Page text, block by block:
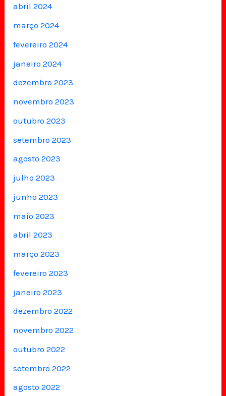
abril 2024
março 2024
fevereiro 2024
janeiro 2024
dezembro 2023
novembro 2023
outubro 2023
setembro 2023
agosto 2023
julho 2023
junho 2023
maio 2023
abril 2023
março 2023
fevereiro 2023
janeiro 2023
dezembro 2022
novembro 2022
outubro 2022
setembro 2022
agosto 2022